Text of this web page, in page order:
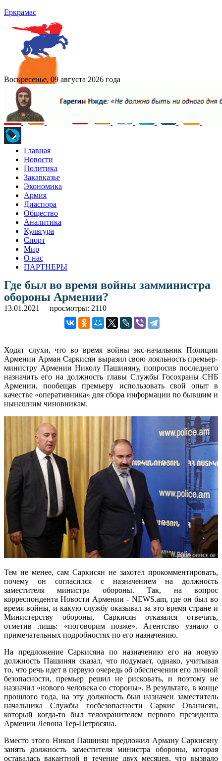
Еркрамас
Воскресенье, 09 августа 2026 года
Главная
Новости
Политика
Закавказье
Экономика
Армия
Диаспора
Общество
Аналитика
Культура
Спорт
Мир
О нас
ПАРТНЕРЫ
Где был во время войны замминистра
обороны Армении?
13.01.2021 просмотры: 2110
Ходят слухи, что во время войны экс-начальник Полиции
Армении Арман Саркисян выразил свою лояльность премьер-
министру Армении Николу Пашиняну, попросив последнего
назначить его на должность главы Службы Госохраны СНБ
Армении, пообещав премьеру использовать свой опыт в
качестве «оперативника» для сбора информации по бывшим и
нынешним чиновникам.
Тем не менее, сам Саркисян не захотел прокомментировать,
почему он согласился с назначением на должность
заместителя министра обороны. Так, на вопрос
корреспондента Новости Армении - NEWS.am, где он был во
время войны, и какую службу оказывал за это время стране и
Министерству обороны, Саркисян отказался отвечать,
отметив лишь: «поговорим позже». Агентство узнало о
примечательных подробностях по его назначению.
На предложение Саркисяна по назначению его на новую
должность Пашинян сказал, что подумает, однако, учитывая
то, что речь идет в первую очередь об обеспечении его личной
безопасности, премьер решил не рисковать, и поэтому не
назначил «нового человека со стороны». В результате, в конце
прошлого года, на эту должность был назначен заместитель
начальника Службы госбезопасности Саркис Ованисян,
который когда-то был телохранителем первого президента
Армении Левона Тер-Петросяна.
Вместо этого Никол Пашинян предложил Арману Саркисяну
занять должность заместителя министра обороны, которая
оставалась вакантной в течение двух месяцев, что вызвало